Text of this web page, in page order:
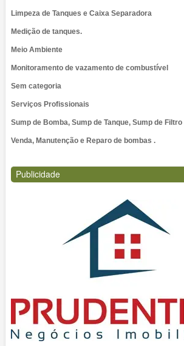
Limpeza de Tanques e Caixa Separadora
Medição de tanques.
Meio Ambiente
Monitoramento de vazamento de combustível
Sem categoria
Serviços Profissionais
Sump de Bomba, Sump de Tanque, Sump de Filtro
Venda, Manutenção e Reparo de bombas .
Publicidade